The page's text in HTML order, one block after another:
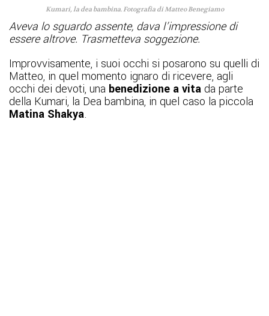
Kumari, la dea bambina. Fotografia di Matteo Benegiamo
Aveva lo sguardo assente, dava l’impressione di
essere altrove. Trasmetteva soggezione.
Improvvisamente, i suoi occhi si posarono su quelli di
Matteo, in quel momento ignaro di ricevere, agli
occhi dei devoti, una benedizione a vita da parte
della Kumari, la Dea bambina, in quel caso la piccola
Matina Shakya.